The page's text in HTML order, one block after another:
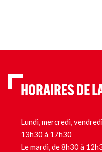
HORAIRES DE
Lundi, mercredi,
13h30 à 17h30
Le mardi, de 8h30 à